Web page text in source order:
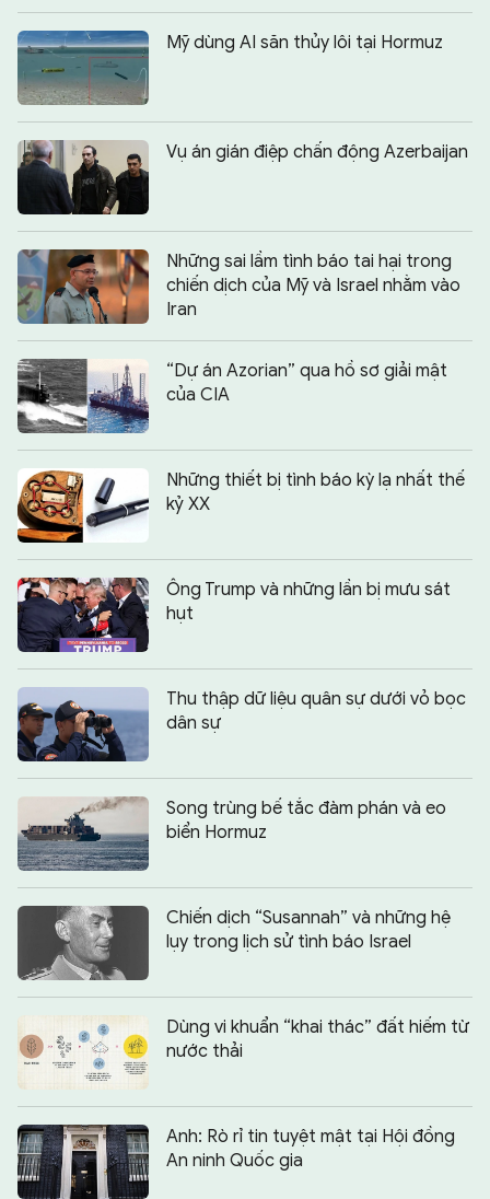
Chia sẻ:
Mỹ dùng AI săn thủy lôi tại Hormuz
Vụ án gián điệp chấn động Azerbaijan
Những sai lầm tình báo tai hại trong
chiến dịch của Mỹ và Israel nhằm vào
Iran
“Dự án Azorian” qua hồ sơ giải mật
của CIA
Những thiết bị tình báo kỳ lạ nhất thế
kỷ XX
Ông Trump và những lần bị mưu sát
hụt
Thu thập dữ liệu quân sự dưới vỏ bọc
dân sự
Song trùng bế tắc đàm phán và eo
biển Hormuz
Chiến dịch “Susannah” và những hệ
lụy trong lịch sử tình báo Israel
Dùng vi khuẩn “khai thác” đất hiếm từ
nước thải
Anh: Rò rỉ tin tuyệt mật tại Hội đồng
An ninh Quốc gia